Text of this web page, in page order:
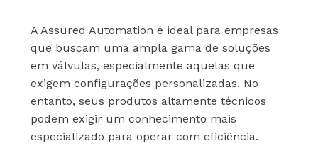
A Assured Automation é ideal para empresas
que buscam uma ampla gama de soluções
em válvulas, especialmente aquelas que
exigem configurações personalizadas. No
entanto, seus produtos altamente técnicos
podem exigir um conhecimento mais
especializado para operar com eficiência.